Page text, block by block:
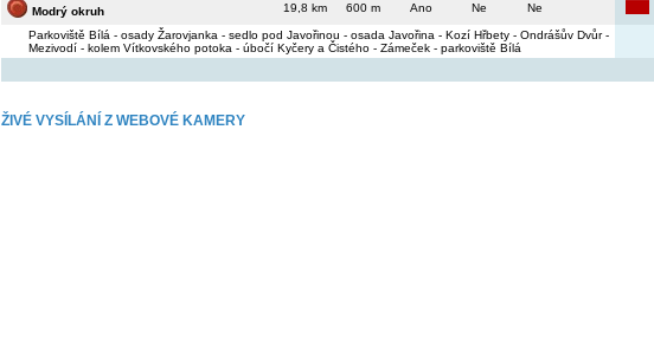
Modrý okruh 19,8 km 600 m Ano Ne Ne
Parkoviště Bílá - osady Žarovjanka - sedlo pod Javořinou - osada Javořina - Kozí Hřbety - Ondrášův Dvůr -
Mezivodí - kolem Vítkovského potoka - úbočí Kyčery a Čistého - Zámeček - parkoviště Bílá
ŽIVÉ VYSÍLÁNÍ Z WEBOVÉ KAMERY